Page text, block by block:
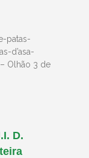
patas-
d’asa-
Olhão 3 de
D.